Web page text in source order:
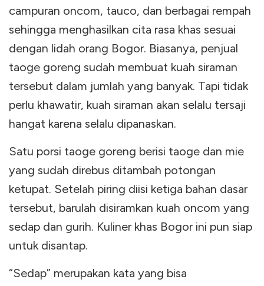
campuran oncom, tauco, dan berbagai rempah
sehingga menghasilkan cita rasa khas sesuai
dengan lidah orang Bogor. Biasanya, penjual
taoge goreng sudah membuat kuah siraman
tersebut dalam jumlah yang banyak. Tapi tidak
perlu khawatir, kuah siraman akan selalu tersaji
hangat karena selalu dipanaskan.
Satu porsi taoge goreng berisi taoge dan mie
yang sudah direbus ditambah potongan
ketupat. Setelah piring diisi ketiga bahan dasar
tersebut, barulah disiramkan kuah oncom yang
sedap dan gurih. Kuliner khas Bogor ini pun siap
untuk disantap.
“Sedap” merupakan kata yang bisa